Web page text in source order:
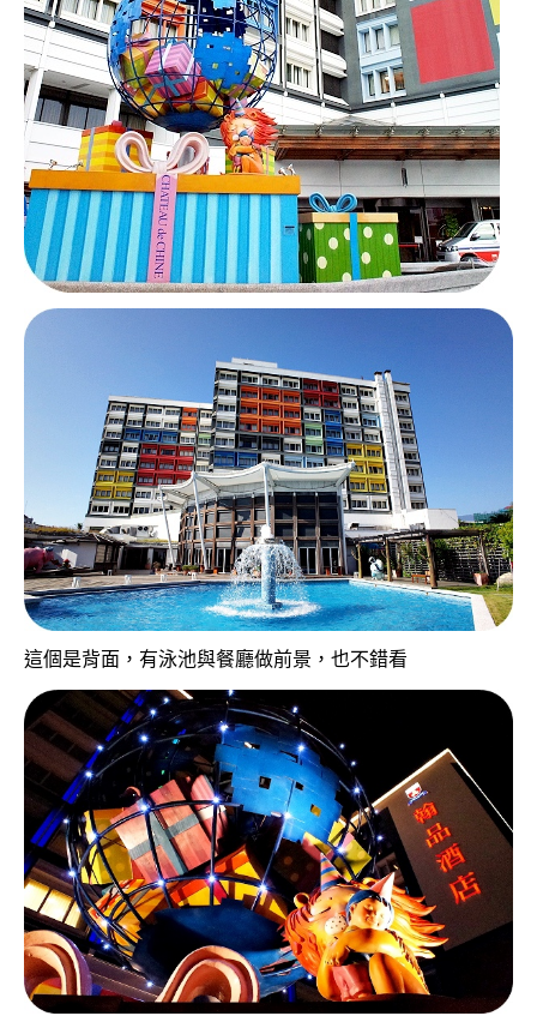
這個是背面，有泳池與餐廳做前景，也不錯看